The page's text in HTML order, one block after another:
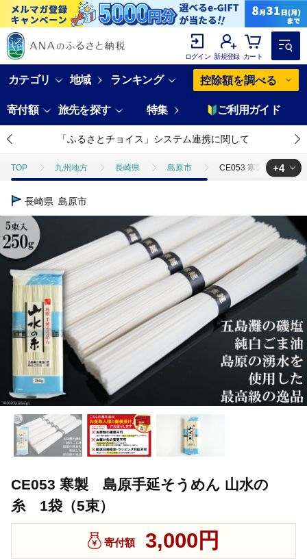
ログイン 新規登録 カート
カテゴリ 地域 ランキング 控除額を調べる
寄付額 旅先を探す 特集 ご利用ガイド
「ふるさとチョイス」システム連携に関して
TOP 九州地方 長崎県 島原市 CE053 寒製 島原手延
TOP
ほかの加工食品 CE053 寒製 島原手延そ
TOP CE053 寒製 島原手延そうめん 山水の糸 1袋（5束）
TOP 麺類 そうめん・ひやむぎ CE053 寒製 島原手延そう
+4
長崎県 島原市
CE053 寒製 島原手延そうめん 山水の
糸 1袋（5束）
寄付額 3,000円